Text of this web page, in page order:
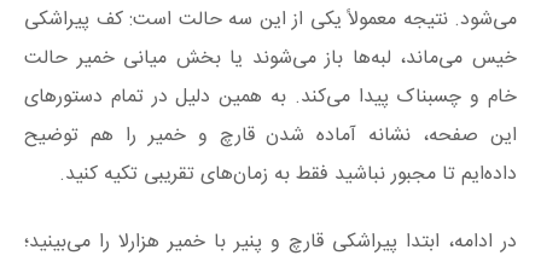
می‌شود. نتیجه معمولاً یکی از این سه حالت است: کف پیراشکی
خیس می‌ماند، لبه‌ها باز می‌شوند یا بخش میانی خمیر حالت
خام و چسبناک پیدا می‌کند. به همین دلیل در تمام دستورهای
این صفحه، نشانه آماده شدن قارچ و خمیر را هم توضیح
داده‌ایم تا مجبور نباشید فقط به زمان‌های تقریبی تکیه کنید.
در ادامه، ابتدا پیراشکی قارچ و پنیر با خمیر هزارلا را می‌بینید؛